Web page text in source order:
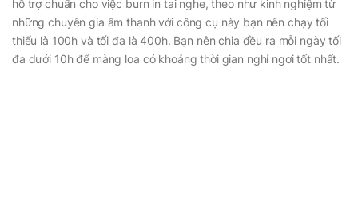
hỗ trợ chuẩn cho việc burn in tai nghe, theo như kinh nghiệm từ
những chuyên gia âm thanh với công cụ này bạn nên chạy tối
thiểu là 100h và tối đa là 400h. Bạn nên chia đều ra mỗi ngày tối
đa dưới 10h để màng loa có khoảng thời gian nghỉ ngơi tốt nhất.